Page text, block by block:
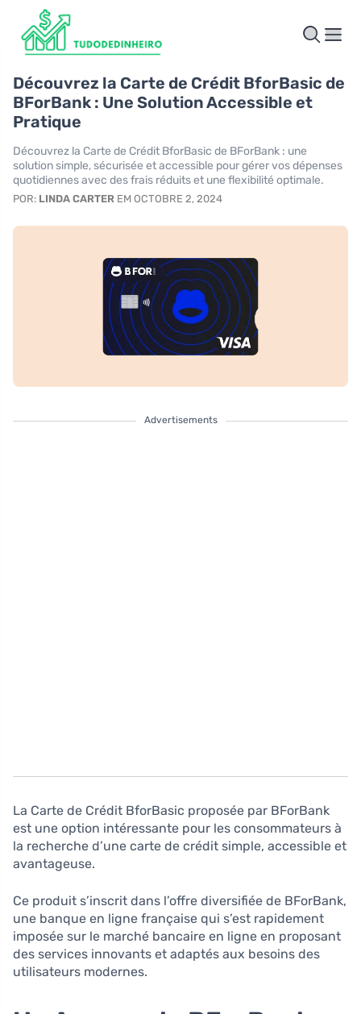
Découvrez la Carte de Crédit BforBasic de
BForBank : Une Solution Accessible et
Pratique
Découvrez la Carte de Crédit BforBasic de BForBank : une
solution simple, sécurisée et accessible pour gérer vos dépenses
quotidiennes avec des frais réduits et une flexibilité optimale.
POR: LINDA CARTER EM OCTOBRE 2, 2024
Advertisements
La Carte de Crédit BforBasic proposée par BForBank
est une option intéressante pour les consommateurs à
la recherche d’une carte de crédit simple, accessible et
avantageuse.
Ce produit s’inscrit dans l’offre diversifiée de BForBank,
une banque en ligne française qui s’est rapidement
imposée sur le marché bancaire en ligne en proposant
des services innovants et adaptés aux besoins des
utilisateurs modernes.